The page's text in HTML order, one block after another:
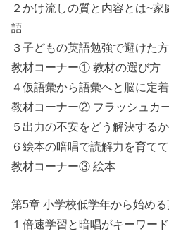
２かけ流しの質と内容とは~
語
３子どもの英語勉強で避けた
教材コーナー① 教材の選び方
４仮語彙から語彙へと脳に定
教材コーナー② フラッシュカ
５出力の不安をどう解決するか
６絵本の暗唱で読解力を育て
教材コーナー③ 絵本
第5章 小学校低学年から始め
１倍速学習と暗唱がキーワード